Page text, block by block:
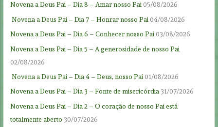
Novena a Deus Pai – Dia 8 – Amar nosso Pai05/08/2026
Novena a Deus Pai – Dia 7 – Honrar nosso Pai 04/08/2026
Novena a Deus Pai – Dia 6 – Conhecer nosso Pai 03/08/2026
Novena a Deus Pai – Dia 5 – A generosidade de nosso Pai
02/08/2026
Novena a Deus Pai – Dia 4 – Deus, nosso Pai 01/08/2026
Novena a Deus Pai – Dia 3 – Fonte de misericórdia 31/07/2026
Novena a Deus Pai – Dia 2 – O coração de nosso Pai está
totalmente aberto 30/07/2026